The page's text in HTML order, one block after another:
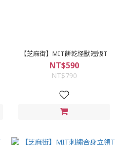
【芝麻街】MIT餅乾怪獸短版T
NT$590
NT$790